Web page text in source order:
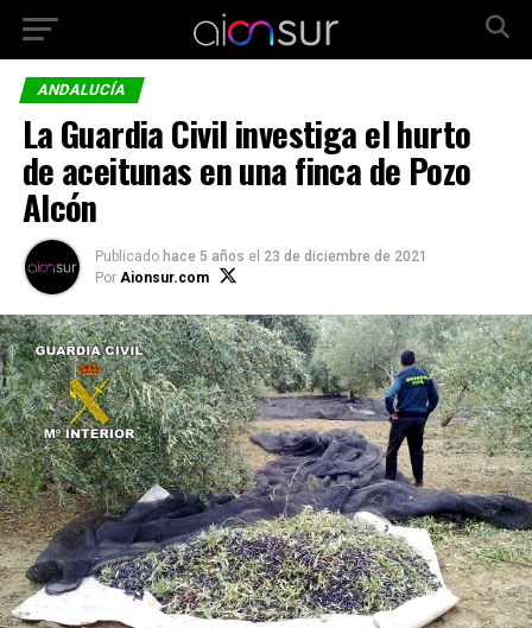
ANDALUCÍA
La Guardia Civil investiga el hurto
de aceitunas en una finca de Pozo
Alcón
Publicado hace 5 años el 23 de diciembre de 2021
Por Aionsur.com